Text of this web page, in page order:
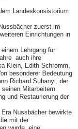
Landeskonsistorium
zuerst im
Einrichtungen in
Lehrgang für
auch ihre
Klein, Edith Schromm,
besonderer Bedeutung
Richard Suhanyi, der
Mitarbeitern
und Restaurierung der
Nussbächer bewirkte
mit der